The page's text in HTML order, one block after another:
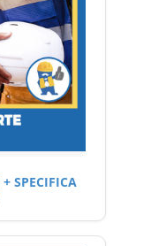
SPECIFICA